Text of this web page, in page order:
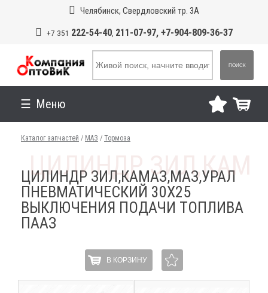
Челябинск, Свердловский тр. 3А
+7 351 222-54-40, 211-07-97, +7-904-809-36-37
ПОИСК
Меню
Каталог запчастей / МАЗ / Тормоза
ЦИЛИНДР ЗИЛ,КАМАЗ,МАЗ,УРАЛ
ПНЕВМАТИЧЕСКИЙ 30Х25
ВЫКЛЮЧЕНИЯ ПОДАЧИ ТОПЛИВА
ПААЗ
В КОРЗИНУ